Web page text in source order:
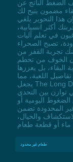
الضغط الناتج عن
مضمون يتيح لك
هذا التحوير يلغي
أكثر انسيابية،
في تعلم آليات
تصبح الصحراء
تجربة القفز من
الخوف من تحطم
البقاء، بل يعززها
اللعبة، مما
يجعل The Long Drive تجربة مثالية للشباب الذين تتراوح
في توازن بين التحدي
اليومية أو
المحدودة تضمن
والخيال،
طعام غير محدود